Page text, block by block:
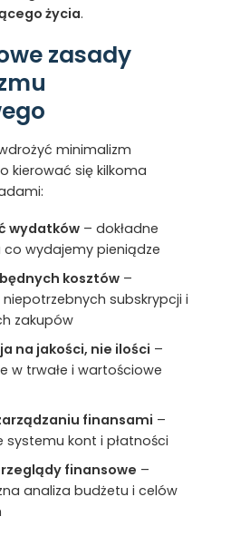
życia.
zasady
minimalizm
kierować się kilkoma
wydatków– dokładne
co wydajemy pieniądze
kosztów–
subskrypcji i
zakupów
na jakości, nie ilości –
w trwałe i wartościowe
finansami –
systemu kont i płatności
finansowe –
analiza budżetu i celów